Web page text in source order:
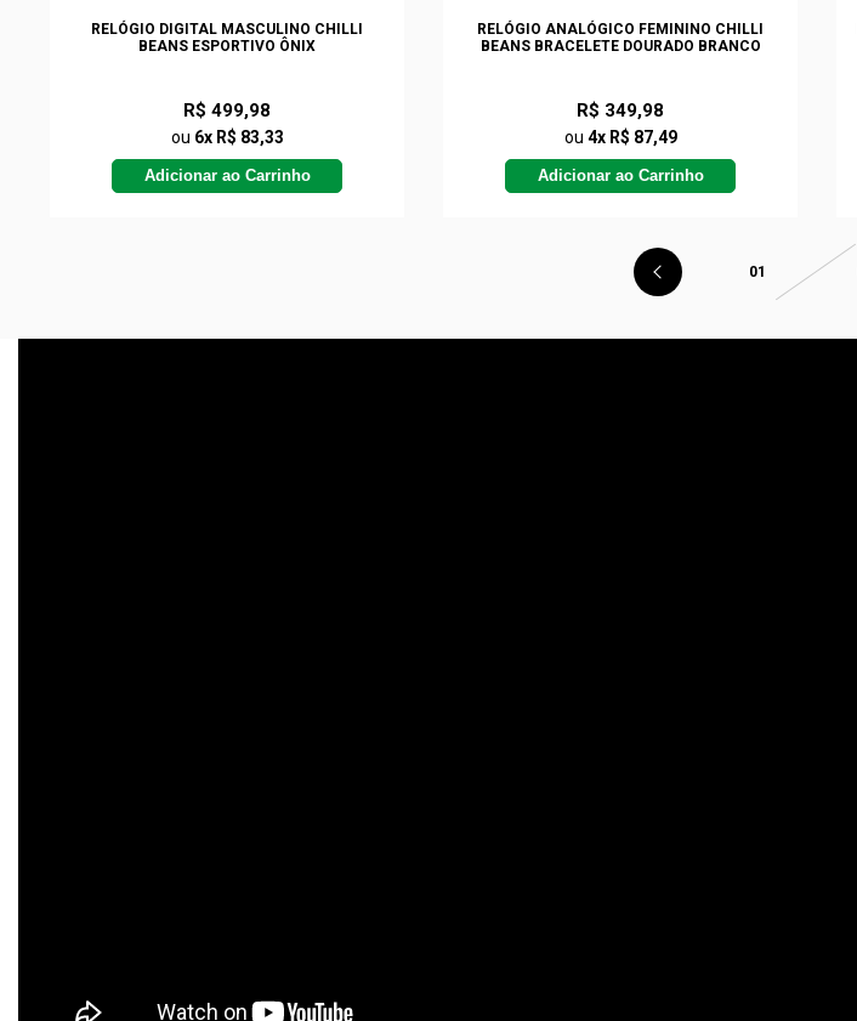
RELÓGIO DIGITAL MASCULINO CHILLI
BEANS ESPORTIVO ÔNIX
R$ 499,98
ou 6x R$ 83,33
Adicionar ao Carrinho
RELÓGIO ANALÓGICO FEMININO CHILLI
BEANS BRACELETE DOURADO BRANCO
R$ 349,98
ou 4x R$ 87,49
Adicionar ao Carrinho
01